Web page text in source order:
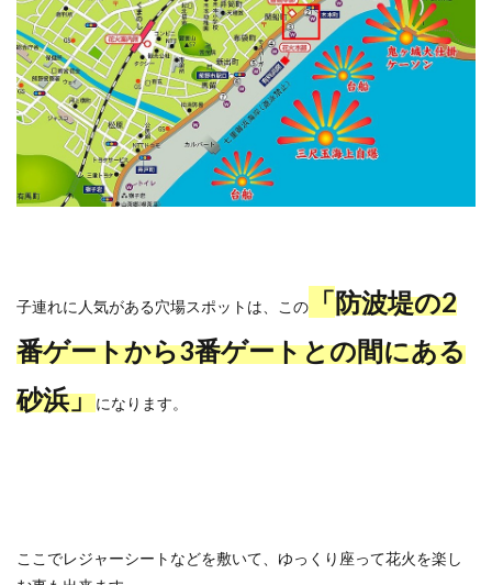
子連れに人気がある穴場スポットは、この 「防波堤の2
番ゲートから3番ゲートとの間にある
砂浜」になります。
ここでレジャーシートなどを敷いて、ゆっくり座って花火を楽し